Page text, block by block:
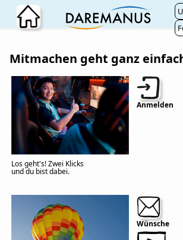
Zum Hauptinhalt wechseln
Mitmachen geht ganz
Anmelden
Los geht's! Zwei Klicks
und du bist dabei.
Wünsche